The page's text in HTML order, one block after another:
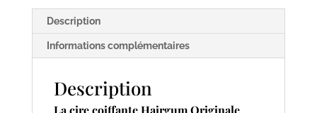
Description
Informations complémentaires
Description